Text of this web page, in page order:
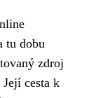
tu dobu
zdroj
cesta k